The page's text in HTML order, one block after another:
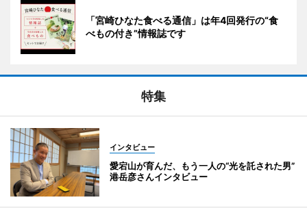
「宮崎ひなた食べる通信」は年4回発行の“食
べもの付き”情報誌です
特集
インタビュー
愛宕山が育んだ、もう一人の“光を託された男”
港岳彦さんインタビュー